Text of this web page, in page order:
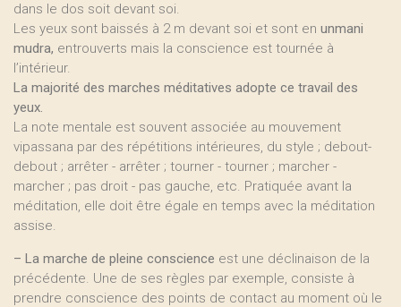
dans le dos soit devant soi.
Les yeux sont baissés à 2 m devant soi et sont en unmani
mudra, entrouverts mais la conscience est tournée à
l’intérieur.
La majorité des marches méditatives adopte ce travail des
yeux.
La note mentale est souvent associée au mouvement
vipassana par des répétitions intérieures, du style ; debout-
debout ; arrêter - arrêter ; tourner - tourner ; marcher -
marcher ; pas droit - pas gauche, etc. Pratiquée avant la
méditation, elle doit être égale en temps avec la méditation
assise.
– La marche de pleine conscience est une déclinaison de la
précédente. Une de ses règles par exemple, consiste à
prendre conscience des points de contact au moment où le